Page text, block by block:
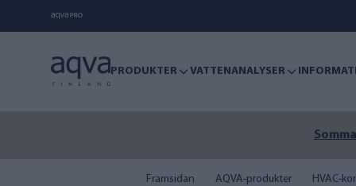
PRODUKTER VATTENANALYSER
Framsidan AQVA-produkter HVAC-